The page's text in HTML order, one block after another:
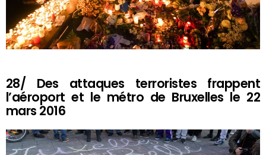
28/ Des attaques terroristes frappent
l’aéroport et le métro de Bruxelles le 22
mars 2016